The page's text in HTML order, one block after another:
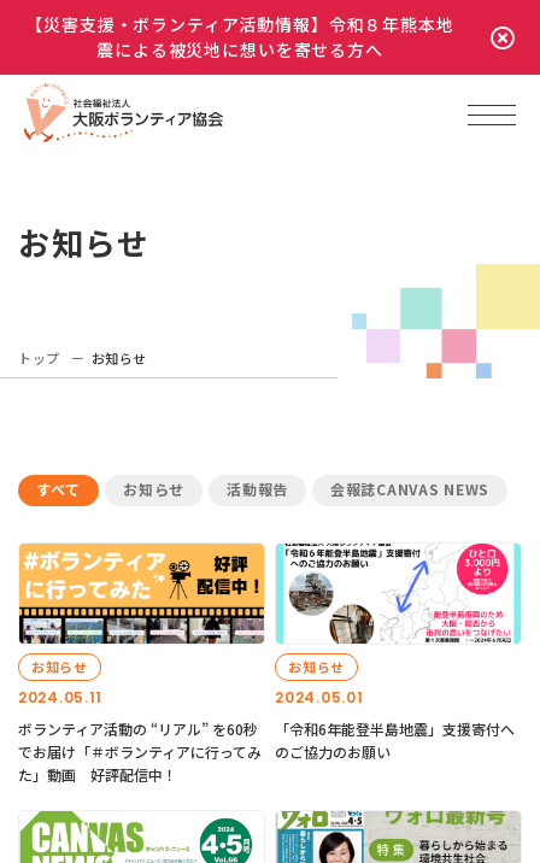
【災害支援・ボランティア活動情報】令和８年熊本地
震による被災地に想いを寄せる方へ
お知らせ
トップ お知らせ
すべて お知らせ 活動報告 会報誌CANVAS NEWS
2024.05.11
お知らせ
ボランティア活動の “リアル” を60秒
でお届け「＃ボランティアに行ってみ
た」動画 好評配信中！
2024.05.01
お知らせ
「令和6年能登半島地震」支援寄付へ
のご協力のお願い